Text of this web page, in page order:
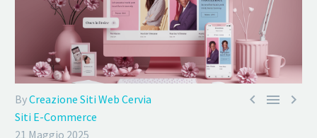
  
ByCreazione Siti Web Cervia
Siti E-Commerce
21 Maggio 2025